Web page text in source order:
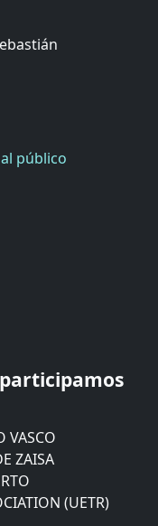
público
VASCO
ZAISA
(UETR)